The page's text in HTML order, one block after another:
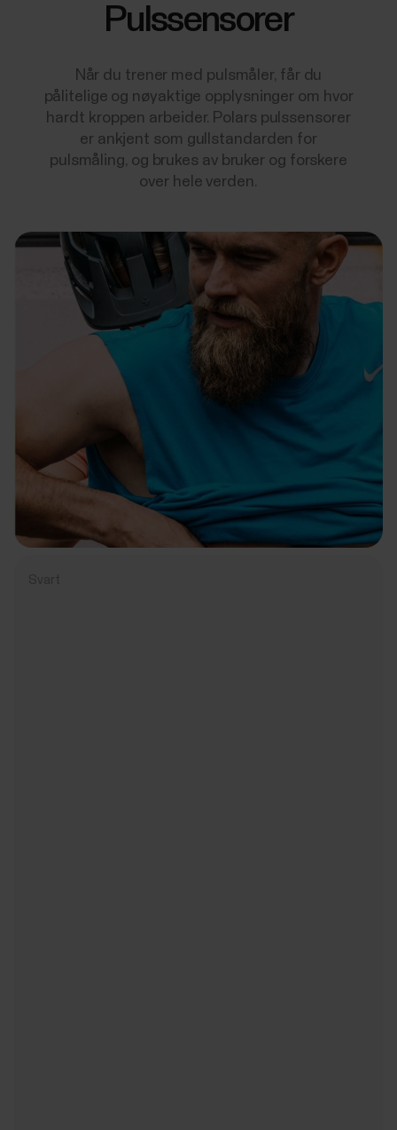
Pulssensorer
Når du trener med pulsmåler, får du
pålitelige og nøyaktige opplysninger om hvor
hardt kroppen arbeider. Polars pulssensorer
er ankjent som gullstandarden for
pulsmåling, og brukes av bruker og forskere
over hele verden.